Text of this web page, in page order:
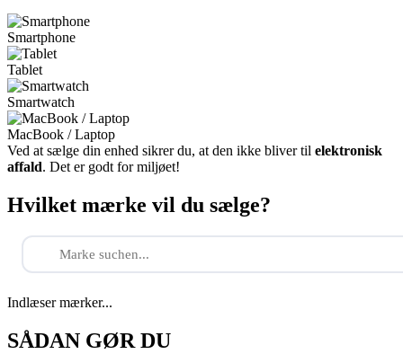
Smartphone
Tablet
Smartwatch
MacBook / Laptop
Ved at sælge din enhed sikrer du, at den ikke bliver til elektronisk
affald. Det er godt for miljøet!
Hvilket mærke vil du sælge?
Indlæser mærker...
SÅDAN GØR DU